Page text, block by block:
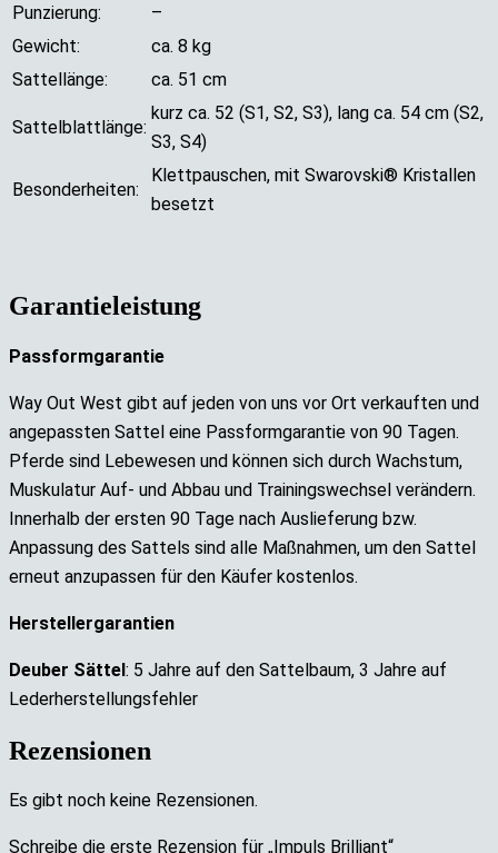
Punzierung:
–
Gewicht:
ca. 8 kg
Sattellänge:
ca. 51 cm
Sattelblattlänge:
kurz ca. 52 (S1, S2, S3), lang ca. 54 cm (S2,
S3, S4)
Besonderheiten:
Klettpauschen, mit Swarovski® Kristallen
besetzt
Garantieleistung
Passformgarantie
Way Out West gibt auf jeden von uns vor Ort verkauften und
angepassten Sattel eine Passformgarantie von 90 Tagen.
Pferde sind Lebewesen und können sich durch Wachstum,
Muskulatur Auf- und Abbau und Trainingswechsel verändern.
Innerhalb der ersten 90 Tage nach Auslieferung bzw.
Anpassung des Sattels sind alle Maßnahmen, um den Sattel
erneut anzupassen für den Käufer kostenlos.
Herstellergarantien
Deuber Sättel: 5 Jahre auf den Sattelbaum, 3 Jahre auf
Lederherstellungsfehler
Rezensionen
Es gibt noch keine Rezensionen.
Schreibe die erste Rezension für „Impuls Brilliant“